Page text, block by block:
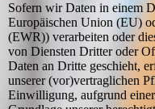
Sofern wir Daten in einem
Europäischen Union (EU)
(EWR)) verarbeiten oder
von Diensten Dritter oder
Daten an Dritte geschieht,
unserer (vor)vertraglichen
Einwilligung, aufgrund